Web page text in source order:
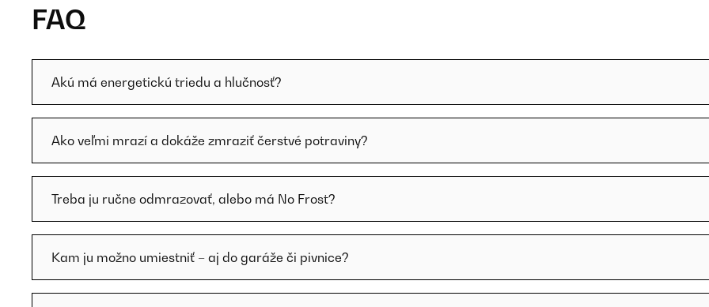
FAQ
Akú má energetickú triedu a hlučnosť?
Ako veľmi mrazí a dokáže zmraziť čerstvé potraviny?
Treba ju ručne odmrazovať, alebo má No Frost?
Kam ju možno umiestniť – aj do garáže či pivnice?